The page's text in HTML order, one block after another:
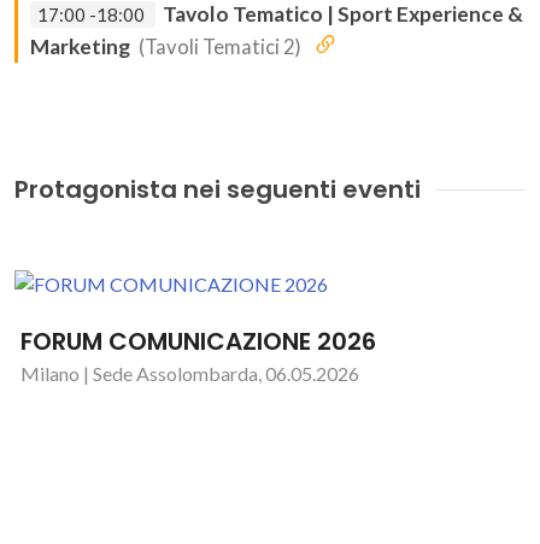
17:00 -18:00
Tavolo Tematico | Sport Experience &
Marketing (Tavoli Tematici 2)
Protagonista nei seguenti eventi
FORUM COMUNICAZIONE 2026
Milano | Sede Assolombarda, 06.05.2026